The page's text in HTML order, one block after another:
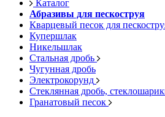
Каталог
Абразивы для пескоструя
Кварцевый песок для
Купершлак
Никельшлак
Стальная дробь
Чугунная дробь
Электрокорунд
Стеклянная дробь,
Гранатовый песок